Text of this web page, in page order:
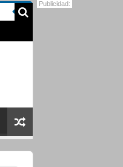
Publicidad: